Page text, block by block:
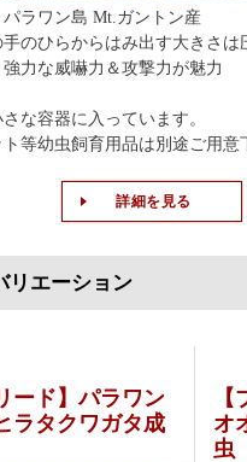
ラワン島 Mt.ガントン産
のひらからはみ出す大きさは
力な威嚇力＆攻撃力が魅力
な容器に入っています。
等幼虫飼育用品は別途ご用意
詳細を見る
リエーション
ード】パラワン
ラタクワガタ成
オ
虫